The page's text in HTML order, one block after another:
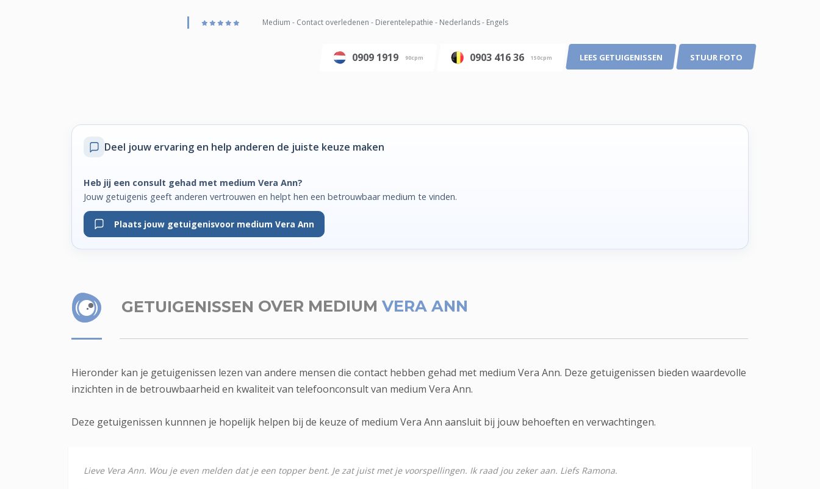
Medium - Contact overledenen - Dierentelepathie - Nederlands - Engels
0909 1919 90cpm 0903 416 36 150cpm LEES GETUIGENISSEN STUUR FOTO
Deel jouw ervaring en help anderen de juiste keuze maken
Heb jij een consult gehad met medium Vera Ann?
Jouw getuigenis geeft anderen vertrouwen en helpt hen een betrouwbaar medium te vinden.
Plaats jouw getuigenisvoor medium Vera Ann
GETUIGENISSEN OVER MEDIUM VERA ANN
Hieronder kan je getuigenissen lezen van andere mensen die contact hebben gehad met medium Vera Ann. Deze getuigenissen bieden waardevolle
inzichten in de betrouwbaarheid en kwaliteit van telefoonconsult van medium Vera Ann.
Deze getuigenissen kunnnen je hopelijk helpen bij de keuze of medium Vera Ann aansluit bij jouw behoeften en verwachtingen.
Lieve Vera Ann. Wou je even melden dat je een topper bent. Je zat juist met je voorspellingen. Ik raad jou zeker aan. Liefs Ramona.